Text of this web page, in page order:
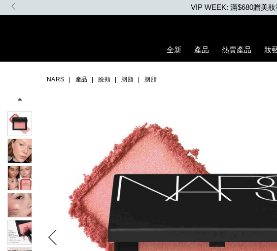
Skip
VIP
全新 產品 熱賣產品 妝
NARS 產品 臉頰 胭脂 胭脂
999NAC0000192_hk